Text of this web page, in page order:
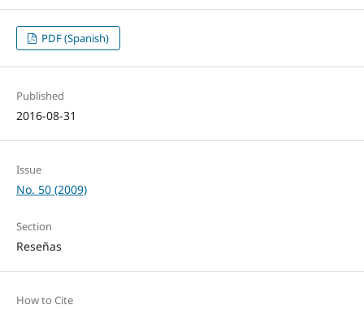
PDF (Spanish)
Published
2016-08-31
Issue
No. 50 (2009)
Section
Reseñas
How to Cite